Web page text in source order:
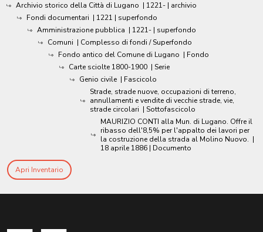
Archivio storico della Città di Lugano | 1221- | archivio
Fondi documentari | 1221 | superfondo
Amministrazione pubblica | 1221- | superfondo
Comuni | Complesso di fondi / Superfondo
Fondo antico del Comune di Lugano | Fondo
Carte sciolte 1800-1900 | Serie
Genio civile | Fascicolo
Strade, strade nuove, occupazioni di terreno,
annullamenti e vendite di vecchie strade, vie,
strade circolari | Sottofascicolo
MAURIZIO CONTI alla Mun. di Lugano. Offre il
ribasso dell'8,5% per l'appalto dei lavori per
la costruzione della strada al Molino Nuovo. |
18 aprile 1886 | Documento
Apri Inventario